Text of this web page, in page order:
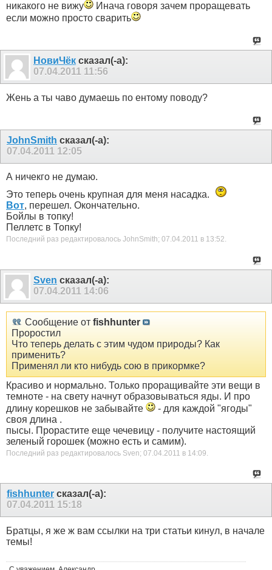
никакого не вижу
Инача говоря зачем проращевать
если можно просто сварить
НовиЧёк сказал(-а):
07.04.2011 11:56
Жень а ты чаво думаешь по ентому поводу?
JohnSmith сказал(-а):
07.04.2011 12:05
А ничекго не думаю.
Это теперь очень крупная для меня насадка.
Вот, перешел. Окончательно.
Бойлы в топку!
Пеллетс в Топку!
Последний раз редактировалось JohnSmith; 07.04.2011 в 13:52.
Sven сказал(-а):
07.04.2011 14:06
Сообщение от fishhunter
Проростил
Что теперь делать с этим чудом природы? Как
применить?
Применял ли кто нибудь сою в прикормке?
Красиво и нормально. Только проращивайте эти вещи в
темноте - на свету начнут образовываться яды. И про
длину корешков не забывайте
- для каждой "ягоды"
своя длина .
пысы. Прорастите еще чечевицу - получите настоящий
зеленый горошек (можно есть и самим).
Последний раз редактировалось Sven; 07.04.2011 в 14:09.
fishhunter сказал(-а):
07.04.2011 15:18
Братцы, я же ж вам ссылки на три статьи кинул, в начале
темы!